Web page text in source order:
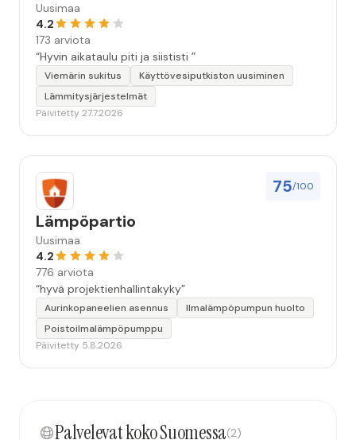
Uusimaa
4.2
173 arviota
“Hyvin aikataulu piti ja siististi ”
Viemärin sukitus
Käyttövesiputkiston uusiminen
Lämmitysjärjestelmät
Päivitetty 27.7.2026
75/100
Lämpöpartio
Uusimaa
4.2
776 arviota
“hyvä projektienhallintakyky”
Aurinkopaneelien asennus
Ilmalämpöpumpun huolto
Poistoilmalämpöpumppu
Päivitetty 5.8.2026
Palvelevat koko Suomessa(2)